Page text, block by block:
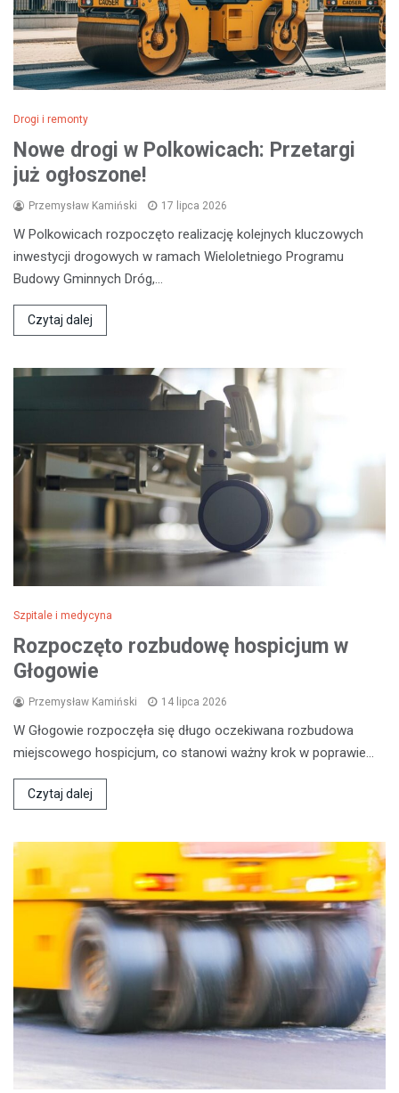
Drogi i remonty
Nowe drogi w Polkowicach: Przetargi
już ogłoszone!
Przemysław Kamiński 17 lipca 2026
W Polkowicach rozpoczęto realizację kolejnych kluczowych
inwestycji drogowych w ramach Wieloletniego Programu
Budowy Gminnych Dróg,…
Czytaj dalej
Szpitale i medycyna
Rozpoczęto rozbudowę hospicjum w
Głogowie
Przemysław Kamiński 14 lipca 2026
W Głogowie rozpoczęła się długo oczekiwana rozbudowa
miejscowego hospicjum, co stanowi ważny krok w poprawie…
Czytaj dalej